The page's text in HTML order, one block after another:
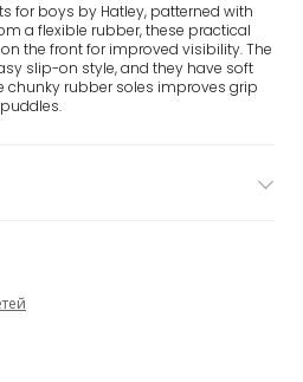
for boys by Hatley, patterned with
a flexible rubber, these practical
the front for improved visibility. The
slip-on style, and they have soft
chunky rubber soles improves grip